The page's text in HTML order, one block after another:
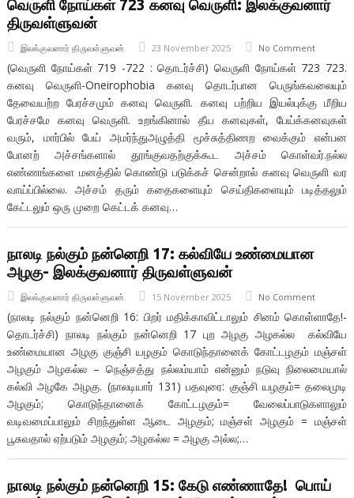
வெருளி நோய்கள் 723 கனவு வெருளி: இலக்குவனார்
திருவள்ளுவன்
இலக்குவனார் திருவள்ளுவன் 23 November 2025 No Comment
(வெருளி நோய்கள் 719 -722 : தொடர்ச்சி) வெருளி நோய்கள் 723 723.
கனவு வெருளி-Oneirophobia கனவு தொடர்பான பெருங்கவலையும்
தேவையற்ற பேரச்சமும் கனவு வெருளி. கனவு பற்றிய இயல்புக்கு மீறிய
பேரச்சமே கனவு வெருளி. உறங்கினால் தீய கனவுகள், பேய்க்கனவுகள்
வரும், மார்பில் பேய் அமர்ந்துஅழுத்தி மூச்சுத்திணற வைக்கும் என்பன
போனற் அச்சங்களால் தூங்குவதற்குக்கூட அச்சம் கொள்வர்.நல்ல
எண்ணங்களை மனத்தில் கொண்டு படுக்கச் சென்றால் கனவு வெருளி வர
வாய்ப்பில்லை. அச்சம் தரும் கதைகளையும் செய்திகளையும் படித்தலும்
கேட்டலும் ஒரு முறை கெட்டக் கனவு…
நாலடி நல்கும் நன்னெறி 17: கல்வியே உண்மையான
அழகு- இலக்குவனார் திருவள்ளுவன்
இலக்குவனார் திருவள்ளுவன் 15 November 2025 No Comment
(நாலடி நல்கும் நன்னெறி 16: பிறர் மதிக்காவிட்டாலும் சினம் கொள்ளாதே!-
தொடர்ச்சி) நாலடி நல்கும் நன்னெறி 17 புற அழகு அழகல்ல கல்வியே
உண்மையான அழகு குஞ்சி யழகும் கொடுந்தானைக் கோட்டழகும் மஞ்சள்
அழகும் அழகல்ல – நெஞ்சத்து நல்லம்யாம் என்னும் நடுவு நிலைமையால்
கல்வி அழகே அழகு. (நாலடியார் 131) பதவுரை: குஞ்சி யழகும்= தலைமுடி
அழகும்; கொடுந்தானைக் கோட்டழகும்= வேலைப்பாடுகளாலும்
வடிவமைப்பாலும் சிறந்துள்ள ஆடை அழகும்; மஞ்சள் அழகும் = மஞ்சள்
பூசுவதால் ஏற்படும் அழகும்; அழகல்ல = அழகு அல்ல;…
நாலடி நல்கும் நன்னெறி 15: கேடு எண்ணாதே! பொய்